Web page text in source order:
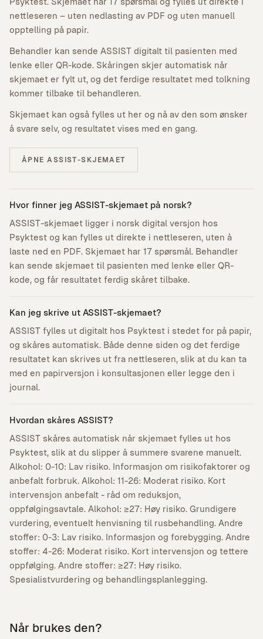
nettleseren – uten nedlasting av PDF og uten manuell
opptelling på papir.
Behandler kan sende ASSIST digitalt til pasienten med
lenke eller QR-kode. Skåringen skjer automatisk når
skjemaet er fylt ut, og det ferdige resultatet med tolkning
kommer tilbake til behandleren.
Skjemaet kan også fylles ut her og nå av den som ønsker
å svare selv, og resultatet vises med en gang.
ÅPNE ASSIST-SKJEMAET
Hvor finner jeg ASSIST-skjemaet på norsk?
ASSIST-skjemaet ligger i norsk digital versjon hos
Psyktest og kan fylles ut direkte i nettleseren, uten å
laste ned en PDF. Skjemaet har 17 spørsmål. Behandler
kan sende skjemaet til pasienten med lenke eller QR-
kode, og får resultatet ferdig skåret tilbake.
Kan jeg skrive ut ASSIST-skjemaet?
ASSIST fylles ut digitalt hos Psyktest i stedet for på papir,
og skåres automatisk. Både denne siden og det ferdige
resultatet kan skrives ut fra nettleseren, slik at du kan ta
med en papirversjon i konsultasjonen eller legge den i
journal.
Hvordan skåres ASSIST?
ASSIST skåres automatisk når skjemaet fylles ut hos
Psyktest, slik at du slipper å summere svarene manuelt.
Alkohol: 0-10: Lav risiko. Informasjon om risikofaktorer og
anbefalt forbruk. Alkohol: 11-26: Moderat risiko. Kort
intervensjon anbefalt - råd om reduksjon,
oppfølgingsavtale. Alkohol: ≥27: Høy risiko. Grundigere
vurdering, eventuelt henvisning til rusbehandling. Andre
stoffer: 0-3: Lav risiko. Informasjon og forebygging. Andre
stoffer: 4-26: Moderat risiko. Kort intervensjon og tettere
oppfølging. Andre stoffer: ≥27: Høy risiko.
Spesialistvurdering og behandlingsplanlegging.
Når brukes den?